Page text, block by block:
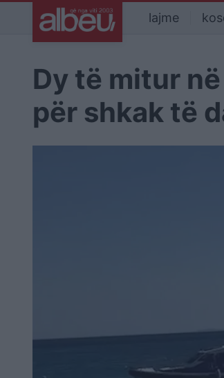
lajme
Dy të mitur
për shkak të